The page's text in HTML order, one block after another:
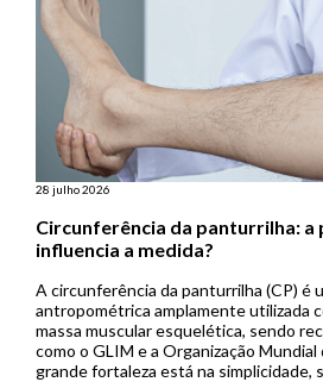
28 julho 2026
Circunferência da panturrilha: a
influencia a medida?
A circunferência da panturrilha (CP) é
antropométrica amplamente utilizada
massa muscular esquelética, sendo
como o GLIM e a Organização Mundial
grande fortaleza está na simplicidade,